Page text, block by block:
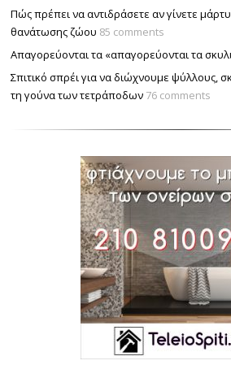
Πώς πρέπει να αντιδράσετε αν γίνετε
θανάτωσης ζώου 85 comments
Απαγορεύονται τα «απαγορεύονται τα
Σπιτικό σπρέι για να διώχνουμε ψύλλους,
τη γούνα των τετράποδων 76 comments